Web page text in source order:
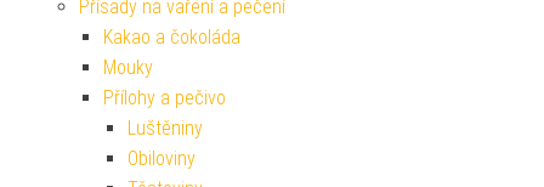
Přísady na vaření a pečení
Kakao a čokoláda
Mouky
Přílohy a pečivo
Luštěniny
Obiloviny